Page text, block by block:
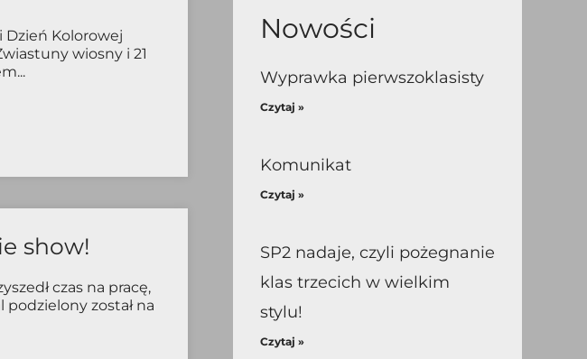
Dzień Kolorowej
wiosny i 21
show!
czas na pracę,
został na
Nowości
Wyprawka pierwszoklasisty
Czytaj »
Komunikat
Czytaj »
SP2 nadaje, czyli pożegnanie
klas trzecich w wielkim
stylu!
Czytaj »